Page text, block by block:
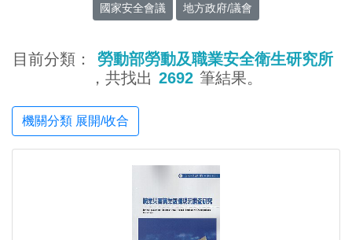
國家安全會議 地方政府/議會
目前分類：
勞動部勞動及職業安全衛生研究所
，共找出 2692 筆結果。
機關分類 展開/收合